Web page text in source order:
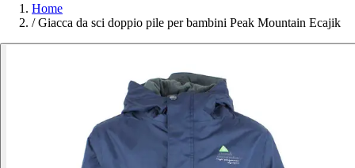
Home
/ Giacca da sci doppio pile per bambini Peak Mountain Ecajik